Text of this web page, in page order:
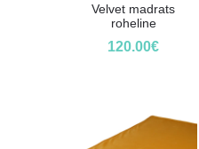
Velvet madrats
roheline
120.00€